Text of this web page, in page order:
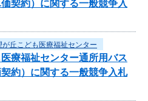
契約）に関する一般競争入
が丘こども医療福祉センター
療福祉センター通所用バス
約）に関する一般競争入札